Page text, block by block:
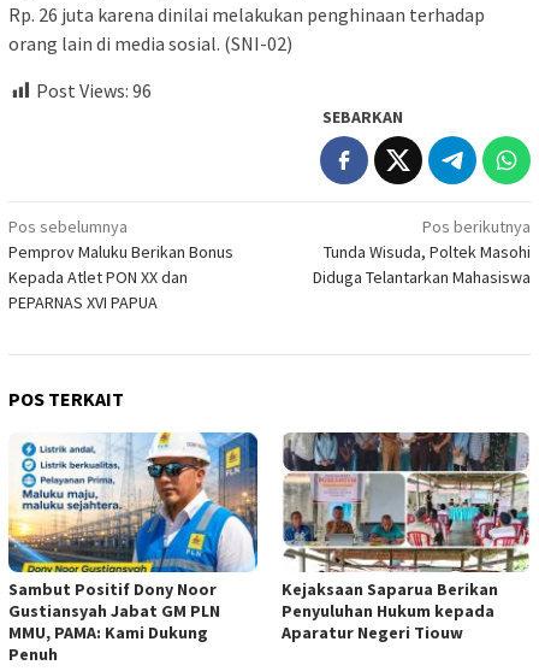
Rp. 26 juta karena dinilai melakukan penghinaan terhadap
orang lain di media sosial. (SNI-02)
Post Views: 96
SEBARKAN
Navigasi
pos
Pos sebelumnya
Pemprov Maluku Berikan Bonus
Kepada Atlet PON XX dan
PEPARNAS XVI PAPUA
Pos berikutnya
Tunda Wisuda, Poltek Masohi
Diduga Telantarkan Mahasiswa
POS TERKAIT
Sambut Positif Dony Noor
Gustiansyah Jabat GM PLN
MMU, PAMA: Kami Dukung
Penuh
Kejaksaan Saparua Berikan
Penyuluhan Hukum kepada
Aparatur Negeri Tiouw